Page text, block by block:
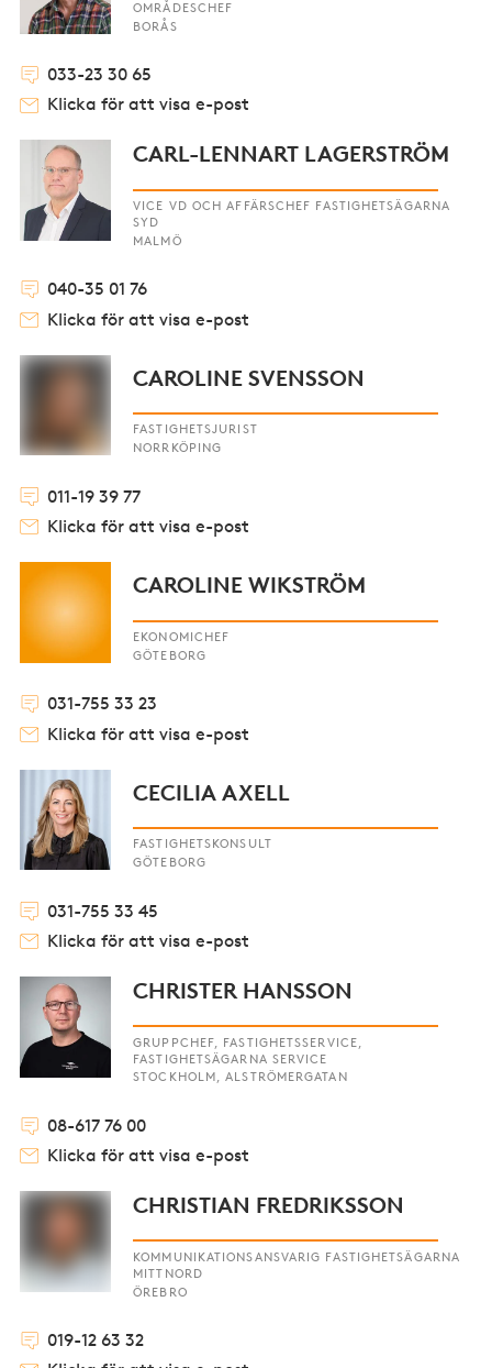
OMRÅDESCHEF
BORÅS
033-23 30 65
Klicka för att visa e-post
CARL-LENNART LAGERSTRÖM
VICE VD OCH AFFÄRSCHEF FASTIGHETSÄGARNA
SYD
MALMÖ
040-35 01 76
Klicka för att visa e-post
CAROLINE SVENSSON
FASTIGHETSJURIST
NORRKÖPING
011-19 39 77
Klicka för att visa e-post
CAROLINE WIKSTRÖM
EKONOMICHEF
GÖTEBORG
031-755 33 23
Klicka för att visa e-post
CECILIA AXELL
FASTIGHETSKONSULT
GÖTEBORG
031-755 33 45
Klicka för att visa e-post
CHRISTER HANSSON
GRUPPCHEF, FASTIGHETSSERVICE,
FASTIGHETSÄGARNA SERVICE
STOCKHOLM, ALSTRÖMERGATAN
08-617 76 00
Klicka för att visa e-post
CHRISTIAN FREDRIKSSON
KOMMUNIKATIONSANSVARIG FASTIGHETSÄGARNA
MITTNORD
ÖREBRO
019-12 63 32